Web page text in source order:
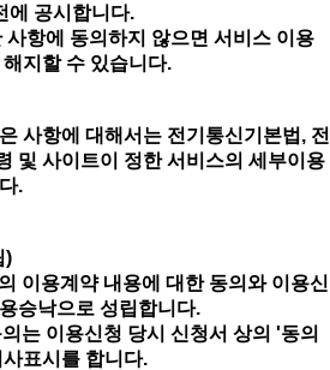
에 공시합니다.
항에 동의하지 않으면 서비스 이용
지할 수 있습니다.
사항에 대해서는 전기통신기본법, 전
및 사이트이 정한 서비스의 세부이용
.
)
이용계약 내용에 대한 동의와 이용신
승낙으로 성립합니다.
는 이용신청 당시 신청서 상의 '동의
표시를 합니다.